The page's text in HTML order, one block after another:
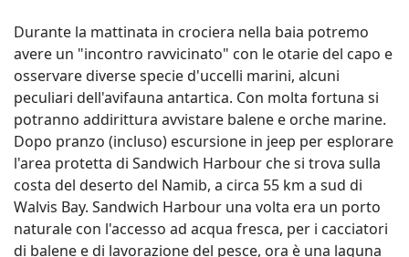
Durante la mattinata in crociera nella baia potremo
avere un "incontro ravvicinato" con le otarie del capo e
osservare diverse specie d'uccelli marini, alcuni
peculiari dell'avifauna antartica. Con molta fortuna si
potranno addirittura avvistare balene e orche marine.
Dopo pranzo (incluso) escursione in jeep per esplorare
l'area protetta di Sandwich Harbour che si trova sulla
costa del deserto del Namib, a circa 55 km a sud di
Walvis Bay. Sandwich Harbour una volta era un porto
naturale con l'accesso ad acqua fresca, per i cacciatori
di balene e di lavorazione del pesce, ora è una laguna